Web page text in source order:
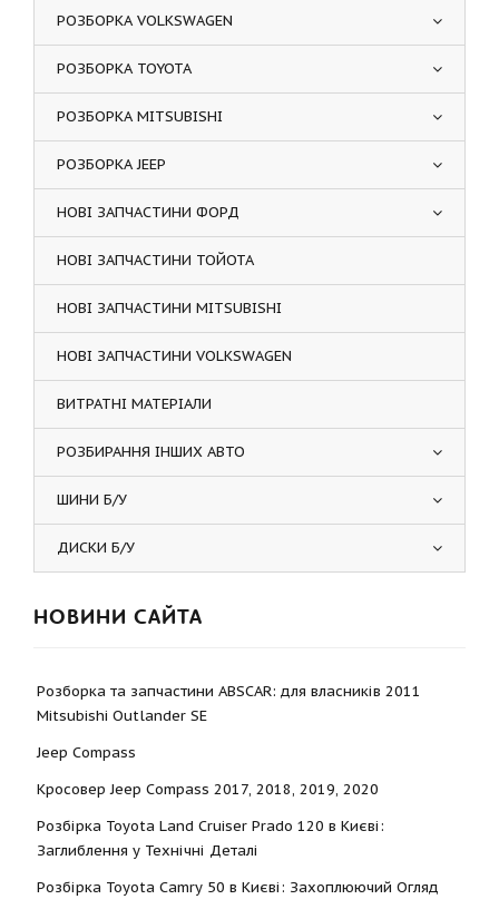
РОЗБОРКА VOLKSWAGEN
РОЗБОРКА TOYOTA
РОЗБОРКА MITSUBISHI
РОЗБОРКА JEEP
НОВІ ЗАПЧАСТИНИ ФОРД
НОВІ ЗАПЧАСТИНИ ТОЙОТА
НОВІ ЗАПЧАСТИНИ MITSUBISHI
НОВІ ЗАПЧАСТИНИ VOLKSWAGEN
ВИТРАТНІ МАТЕРІАЛИ
РОЗБИРАННЯ ІНШИХ АВТО
ШИНИ Б/У
ДИСКИ Б/У
НОВИНИ САЙТА
Розборка та запчастини ABSCAR: для власників 2011
Mitsubishi Outlander SE
Jeep Compass
Кросовер Jeep Compass 2017, 2018, 2019, 2020
Розбірка Toyota Land Cruiser Prado 120 в Києві:
Заглиблення у Технічні Деталі
Розбірка Toyota Camry 50 в Києві: Захоплюючий Огляд